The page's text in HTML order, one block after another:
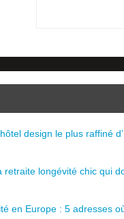
design le plus raffiné
longévité chic qui
en Europe : 5 adresses